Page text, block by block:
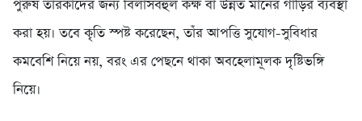
পুরুষ তারকাদের জন্য বিলাসবহুল কক্ষ বা উন্নত মানের গাড়ির ব্যবস্থা
করা হয়। তবে কৃতি স্পষ্ট করেছেন, তাঁর আপত্তি সুযোগ-সুবিধার
কমবেশি নিয়ে নয়, বরং এর পেছনে থাকা অবহেলামূলক দৃষ্টিভঙ্গি
নিয়ে।